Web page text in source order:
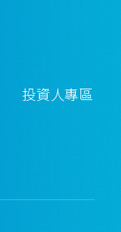
投資人專區